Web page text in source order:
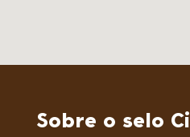
Sobre o selo